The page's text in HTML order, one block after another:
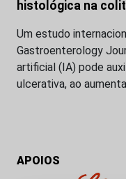
histológica na
Um estudo
Gastroenterology
artificial (IA) pode
ulcerativa, ao
APOIOS